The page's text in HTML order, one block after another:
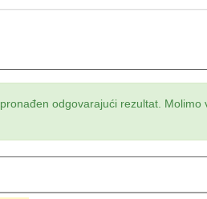
odgovarajući rezultat. Molimo